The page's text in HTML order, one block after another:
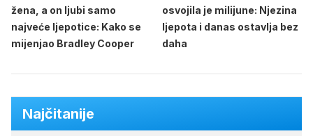
žena, a on ljubi samo
najveće ljepotice: Kako se
mijenjao Bradley Cooper
osvojila je milijune: Njezina
ljepota i danas ostavlja bez
daha
Najčitanije